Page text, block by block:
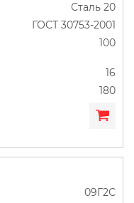
Сталь 20
ГОСТ 30753-2001
100
16
180
09Г2С